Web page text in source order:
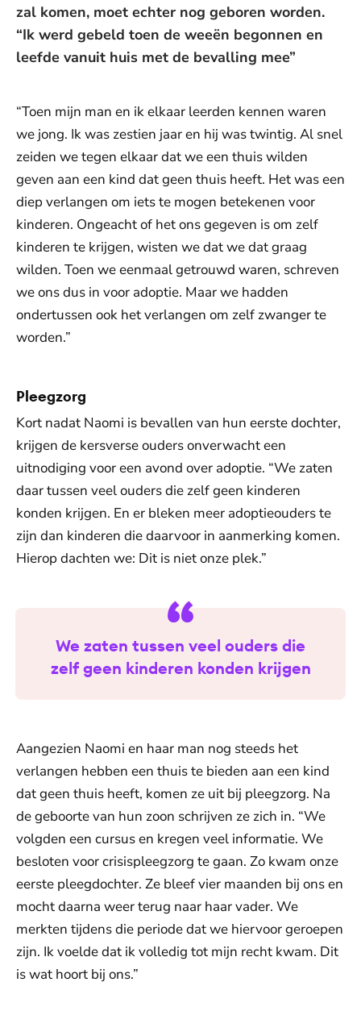
zal komen, moet echter nog geboren worden.
“Ik werd gebeld toen de weeën begonnen en
leefde vanuit huis met de bevalling mee”
“Toen mijn man en ik elkaar leerden kennen waren
we jong. Ik was zestien jaar en hij was twintig. Al snel
zeiden we tegen elkaar dat we een thuis wilden
geven aan een kind dat geen thuis heeft. Het was een
diep verlangen om iets te mogen betekenen voor
kinderen. Ongeacht of het ons gegeven is om zelf
kinderen te krijgen, wisten we dat we dat graag
wilden. Toen we eenmaal getrouwd waren, schreven
we ons dus in voor adoptie. Maar we hadden
ondertussen ook het verlangen om zelf zwanger te
worden.”
Pleegzorg
Kort nadat Naomi is bevallen van hun eerste dochter,
krijgen de kersverse ouders onverwacht een
uitnodiging voor een avond over adoptie. “We zaten
daar tussen veel ouders die zelf geen kinderen
konden krijgen. En er bleken meer adoptieouders te
zijn dan kinderen die daarvoor in aanmerking komen.
Hierop dachten we: Dit is niet onze plek.”
We zaten tussen veel ouders die
zelf geen kinderen konden krijgen
Aangezien Naomi en haar man nog steeds het
verlangen hebben een thuis te bieden aan een kind
dat geen thuis heeft, komen ze uit bij pleegzorg. Na
de geboorte van hun zoon schrijven ze zich in. “We
volgden een cursus en kregen veel informatie. We
besloten voor crisispleegzorg te gaan. Zo kwam onze
eerste pleegdochter. Ze bleef vier maanden bij ons en
mocht daarna weer terug naar haar vader. We
merkten tijdens die periode dat we hiervoor geroepen
zijn. Ik voelde dat ik volledig tot mijn recht kwam. Dit
is wat hoort bij ons.”